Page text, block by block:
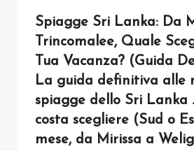
Spiagge Sri Lanka: Da
Trincomalee, Quale
Tua Vacanza? (Guida
La guida definitiva alle
spiagge dello Sri Lanka
costa scegliere (Sud o
mese, da Mirissa a